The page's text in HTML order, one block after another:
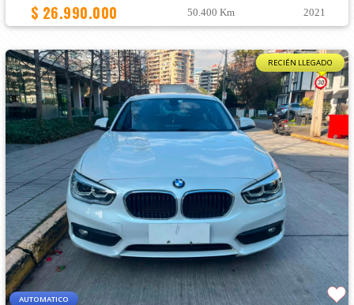
$ 26.990.000 50.400 Km 2021
RECIÉN LLEGADO
AUTOMATICO